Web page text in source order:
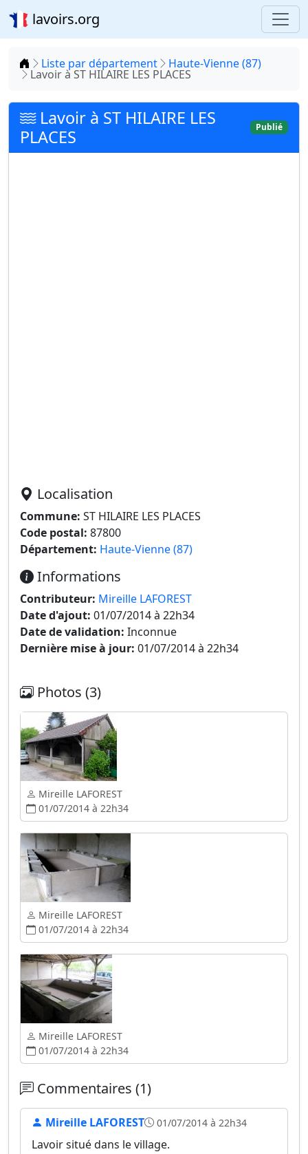
lavoirs.org
Accueil
Liste par département Haute-Vienne (87)
Lavoir à ST HILAIRE LES PLACES
Lavoir à ST HILAIRE LES
PLACES
Publié
Localisation
Commune: ST HILAIRE LES PLACES
Code postal: 87800
Département: Haute-Vienne (87)
Informations
Contributeur: Mireille LAFOREST
Date d'ajout: 01/07/2014 à 22h34
Date de validation: Inconnue
Dernière mise à jour: 01/07/2014 à 22h34
Photos (3)
Mireille LAFOREST
01/07/2014 à 22h34
Mireille LAFOREST
01/07/2014 à 22h34
Mireille LAFOREST
01/07/2014 à 22h34
Commentaires (1)
Mireille LAFOREST 01/07/2014 à 22h34
Lavoir situé dans le village.